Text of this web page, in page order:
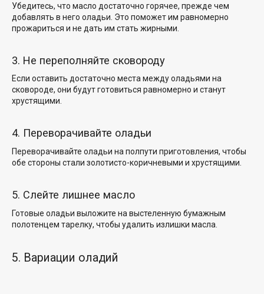
Убедитесь, что масло достаточно горячее, прежде чем
добавлять в него оладьи. Это поможет им равномерно
прожариться и не дать им стать жирными.
3. Не переполняйте сковороду
Если оставить достаточно места между оладьями на
сковороде, они будут готовиться равномерно и станут
хрустящими.
4. Переворачивайте оладьи
Переворачивайте оладьи на полпути приготовления, чтобы
обе стороны стали золотисто-коричневыми и хрустящими.
5. Слейте лишнее масло
Готовые оладьи выложите на выстеленную бумажным
полотенцем тарелку, чтобы удалить излишки масла.
5. Вариации оладий